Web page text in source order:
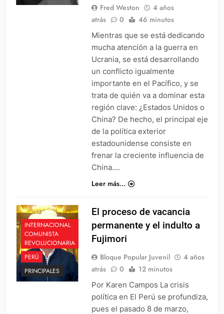
Fred Weston
4 años
atrás
0 46 minutos
Mientras que se está dedicando
mucha atención a la guerra en
Ucrania, se está desarrollando
un conflicto igualmente
importante en el Pacífico, y se
trata de quién va a dominar esta
región clave: ¿Estados Unidos o
China? De hecho, el principal eje
de la política exterior
estadounidense consiste en
frenar la creciente influencia de
China….
Leer más...
INTERNACIONAL
COMUNISTA
REVOLUCIONARIA
PERÚ
PRINCIPALES
El proceso de vacancia
permanente y el indulto a
Fujimori
Bloque Popular Juvenil
4 años
atrás
0 12 minutos
Por Karen Campos La crisis
política en El Perú se profundiza,
pues el pasado 8 de marzo,